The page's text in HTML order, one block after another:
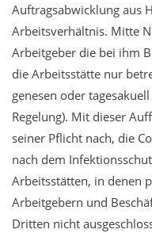
Auftragsabwicklung aus
Arbeitsverhältnis. Mitte
Arbeitgeber die bei ihm
die Arbeitsstätte nur
genesen oder
Regelung). Mit dieser
seiner Pflicht nach, die
nach dem
Arbeitsstätten, in denen
Arbeitgebern und
Dritten nicht